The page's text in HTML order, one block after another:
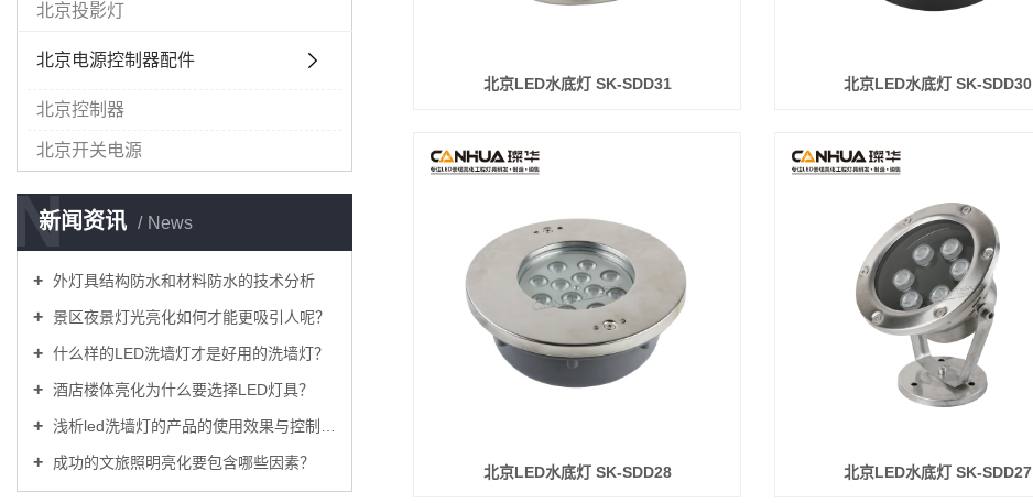
北京投影灯
北京电源控制器配件
北京控制器
北京开关电源
新闻资讯 News
N
外灯具结构防水和材料防水的技术分析
景区夜景灯光亮化如何才能更吸引人呢？
什么样的LED洗墙灯才是好用的洗墙灯？
酒店楼体亮化为什么要选择LED灯具？
浅析led洗墙灯的产品的使用效果与控制方式
成功的文旅照明亮化要包含哪些因素？
北京LED水底灯 SK-SDD31 北京LED水底灯 SK-SDD30
北京LED水底灯 SK-SDD28 北京LED水底灯 SK-SDD27